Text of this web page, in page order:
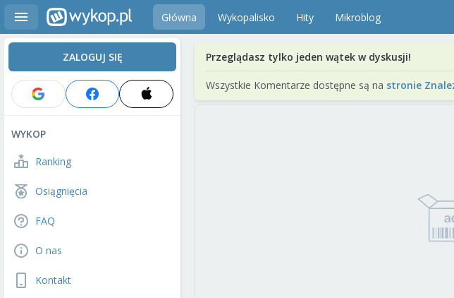
Główna Wykopalisko Hity Mikroblog
ZALOGUJ SIĘ
WYKOP
Ranking
Osiągnięcia
FAQ
O nas
Kontakt
Przeglądasz tylko jeden wątek w dyskusji!
Wszystkie Komentarze dostępne są na stronie